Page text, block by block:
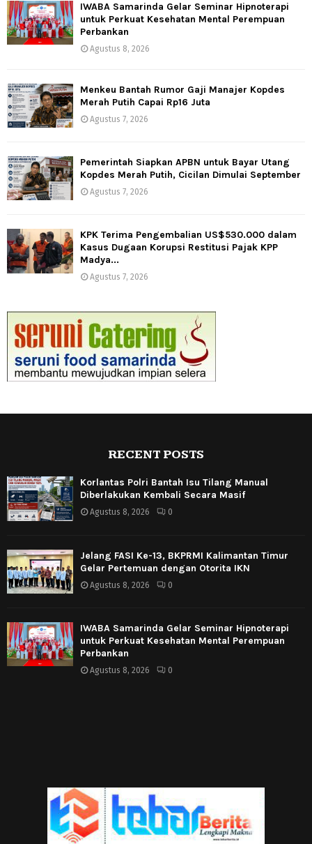
IWABA Samarinda Gelar Seminar Hipnoterapi
untuk Perkuat Kesehatan Mental Perempuan
Perbankan
Agustus 8, 2026
Menkeu Bantah Rumor Gaji Manajer Kopdes
Merah Putih Capai Rp16 Juta
Agustus 7, 2026
Pemerintah Siapkan APBN untuk Bayar Utang
Kopdes Merah Putih, Cicilan Dimulai September
Agustus 7, 2026
KPK Terima Pengembalian US$530.000 dalam
Kasus Dugaan Korupsi Restitusi Pajak KPP
Madya...
Agustus 7, 2026
RECENT POSTS
Korlantas Polri Bantah Isu Tilang Manual
Diberlakukan Kembali Secara Masif
Agustus 8, 2026 0
Jelang FASI Ke-13, BKPRMI Kalimantan Timur
Gelar Pertemuan dengan Otorita IKN
Agustus 8, 2026 0
IWABA Samarinda Gelar Seminar Hipnoterapi
untuk Perkuat Kesehatan Mental Perempuan
Perbankan
Agustus 8, 2026 0